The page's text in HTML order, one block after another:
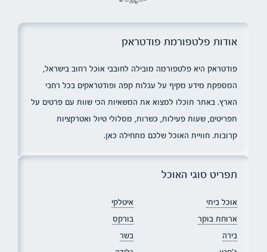
אודות פלטפורמת פודטראק
פודטראק היא פלטפורמה מובילה לחובבי אוכל רחוב בישראל,
המספקת מידע מקיף על עגלות קפה ופודטראקים בכל רחבי
הארץ. באתר תוכלו למצוא את המשאיות הכי שוות עם פרטים על
תפריטים, שעות פעילות, כשרות, מסלולי טיול ואטרקציות
קרובות. חוויית האוכל שלכם מתחילה כאן.
תפריט סוגי האוכל
אוכל ביתי
איטלקי
ארוחת בוקר
בורקס
בירה
בשר